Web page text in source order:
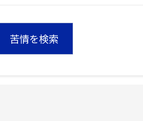
苦情を検索